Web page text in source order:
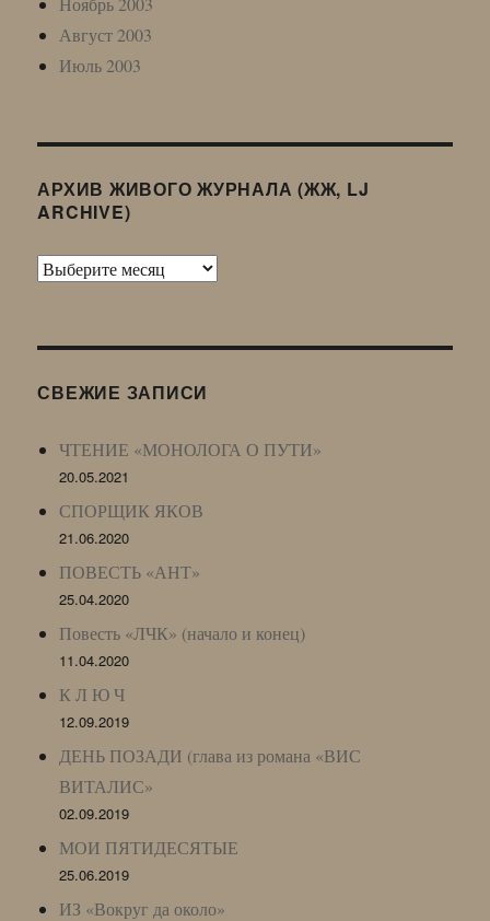
Август 2003
Июль 2003
АРХИВ ЖИВОГО ЖУРНАЛА (ЖЖ, LJ
ARCHIVE)
Архив
LJ
СВЕЖИЕ ЗАПИСИ
ЧТЕНИЕ «МОНОЛОГА О ПУТИ»
20.05.2021
СПОРЩИК ЯКОВ
21.06.2020
ПОВЕСТЬ «АНТ»
25.04.2020
Повесть «ЛЧК» (начало и конец)
11.04.2020
К Л Ю Ч
12.09.2019
ДЕНЬ ПОЗАДИ (глава из романа «ВИС
ВИТАЛИС»
02.09.2019
МОИ ПЯТИДЕСЯТЫЕ
25.06.2019
ИЗ «Вокруг да около»